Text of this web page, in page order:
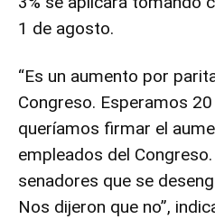
1 de agosto.
“Es un aumento por
Congreso. Esperamos
queríamos firmar el
empleados del
senadores que se
Nos dijeron que no”,